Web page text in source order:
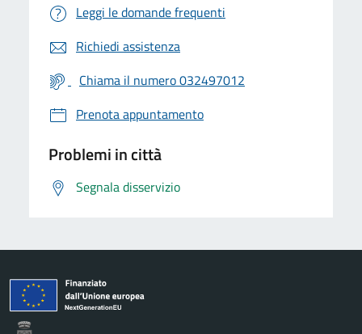
Leggi le domande frequenti
Richiedi assistenza
Chiama il numero 032497012
Prenota appuntamento
Problemi in città
Segnala disservizio